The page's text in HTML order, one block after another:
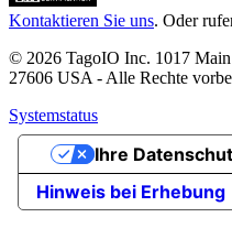
Kontaktieren Sie uns. Oder
© 2026 TagoIO Inc. 1017
27606 USA - Alle Rechte
Systemstatus
Hinweis bei Erhebung
Ihre